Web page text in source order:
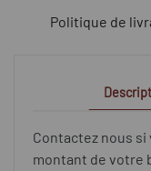
Politique de
Contactez nous
montant de votre